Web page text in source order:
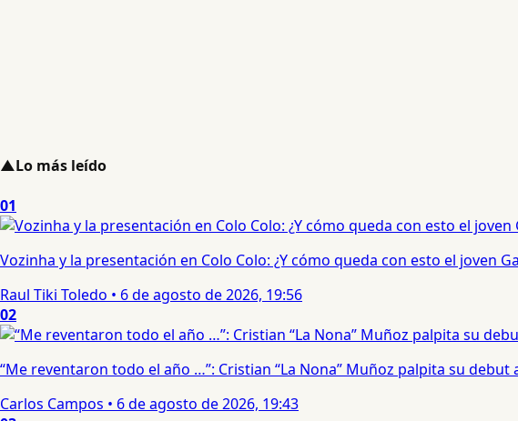
▲Lo más leído
01
Vozinha y la presentación en Colo Colo: ¿Y cómo queda con esto el joven
Raul Tiki Toledo • 6 de agosto de 2026, 19:56
02
“Me reventaron todo el año …”: Cristian “La Nona” Muñoz palpita su
Carlos Campos • 6 de agosto de 2026, 19:43